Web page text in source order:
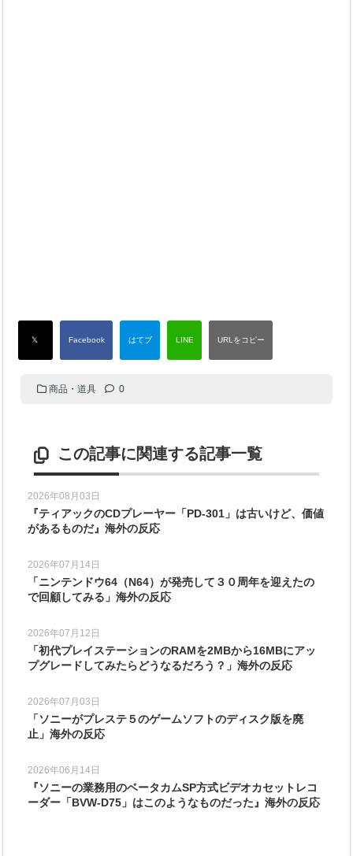
商品・道具 0
この記事に関連する記事一覧
2026年08月03日
『ティアックのCDプレーヤー「PD-301」は古いけど、価値
があるものだ』海外の反応
2026年07月14日
「ニンテンドウ64（N64）が発売して３０周年を迎えたの
で回顧してみる」海外の反応
2026年07月12日
「初代プレイステーションのRAMを2MBから16MBにアッ
プグレードしてみたらどうなるだろう？」海外の反応
2026年07月03日
「ソニーがプレステ５のゲームソフトのディスク版を廃
止」海外の反応
2026年06月14日
『ソニーの業務用のベータカムSP方式ビデオカセットレコ
ーダー「BVW-D75」はこのようなものだった』海外の反応